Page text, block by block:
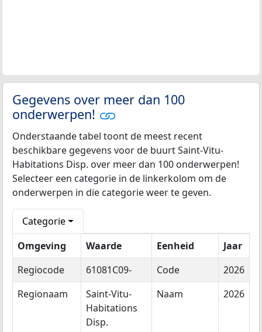
Gegevens over meer dan 100
onderwerpen!
Onderstaande tabel toont de meest recent
beschikbare gegevens voor de buurt Saint-Vitu-
Habitations Disp. over meer dan 100 onderwerpen!
Selecteer een categorie in de linkerkolom om de
onderwerpen in die categorie weer te geven.
Categorie
Omgeving
Waarde Eenheid
Jaar
Regiocode
61081C09- Code
2026
Regionaam
Saint-Vitu-
Habitations
Disp.
Naam 2026